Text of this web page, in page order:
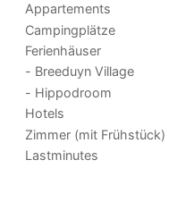
Appartements
Campingplätze
Ferienhäuser
- Breeduyn Village
- Hippodroom
Hotels
Zimmer (mit Frühstück)
Lastminutes